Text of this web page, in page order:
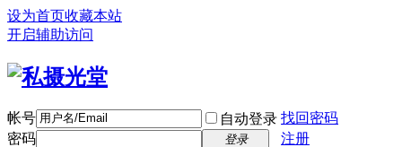
设为首页收藏本站
开启辅助访问
帐号 自动登录 找回密码
密码
登录
注册